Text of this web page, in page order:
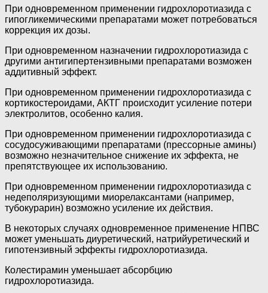
При одновременном применении гидрохлоротиазида с
гипогликемическими препаратами может потребоваться
коррекция их дозы.
При одновременном назначении гидрохлоротиазида с
другими антигипертензивными препаратами возможен
аддитивный эффект.
При одновременном применении гидрохлоротиазида с
кортикостероидами, АКТГ происходит усиление потери
электролитов, особенно калия.
При одновременном применении гидрохлоротиазида с
сосудосуживающими препаратами (прессорные амины)
возможно незначительное снижение их эффекта, не
препятствующее их использованию.
При одновременном применении гидрохлоротиазида с
недеполяризующими миорелаксантами (например,
тубокурарин) возможно усиление их действия.
В некоторых случаях одновременное применение НПВС
может уменьшать диуретический, натрийуретический и
гипотензивный эффекты гидрохлоротиазида.
Колестирамин уменьшает абсорбцию
гидрохлоротиазида.